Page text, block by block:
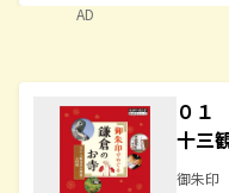
AD
０１
十三
御朱印